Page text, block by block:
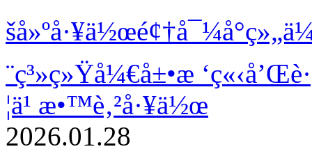
¨ç³»ç»Ÿå¼€å±•æ
¦ä¹ æ•™è‚²å·¥ä½œ
2026.01.28